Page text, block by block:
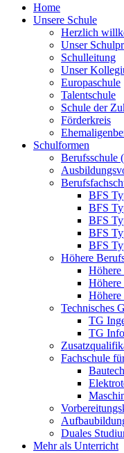
Home
Unsere Schule
Herzlich
Unser
Schulleitung
Unser
Europaschule
Talentschule
Schule der
Förderkreis
Schulformen
Berufsschule
BFS
BFS
BFS
BFS
BFS
Höhere
Höhere
Technisches
TG
TG
Fachschule
Duales
Mehr als Unterricht